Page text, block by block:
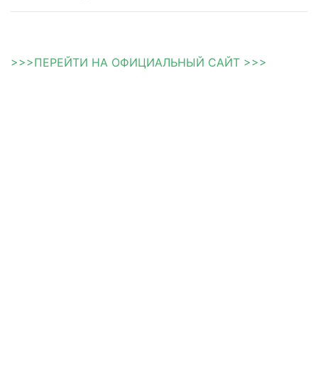
>>>ПЕРЕЙТИ НА ОФИЦИАЛЬНЫЙ САЙТ >>>